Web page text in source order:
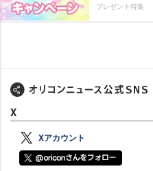
プレゼント特集
X
Xアカウント